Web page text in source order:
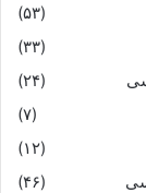
(۵۳)
(۳۳)
(۲۴)
(۷)
(۱۲)
(۴۶)